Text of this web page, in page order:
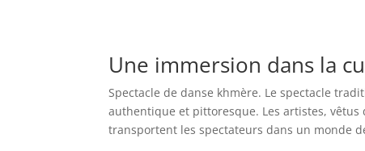
Une immersion dans la
Spectacle de danse khmère. Le spectacle
authentique et pittoresque. Les artistes,
transportent les spectateurs dans un monde